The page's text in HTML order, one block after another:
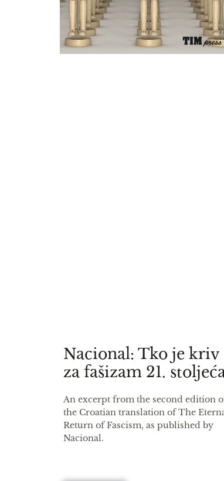
Nacional: Tko je kriv
za fašizam 21.
An excerpt from the second edition
the Croatian translation of The
Return of Fascism, as published by
Nacional.